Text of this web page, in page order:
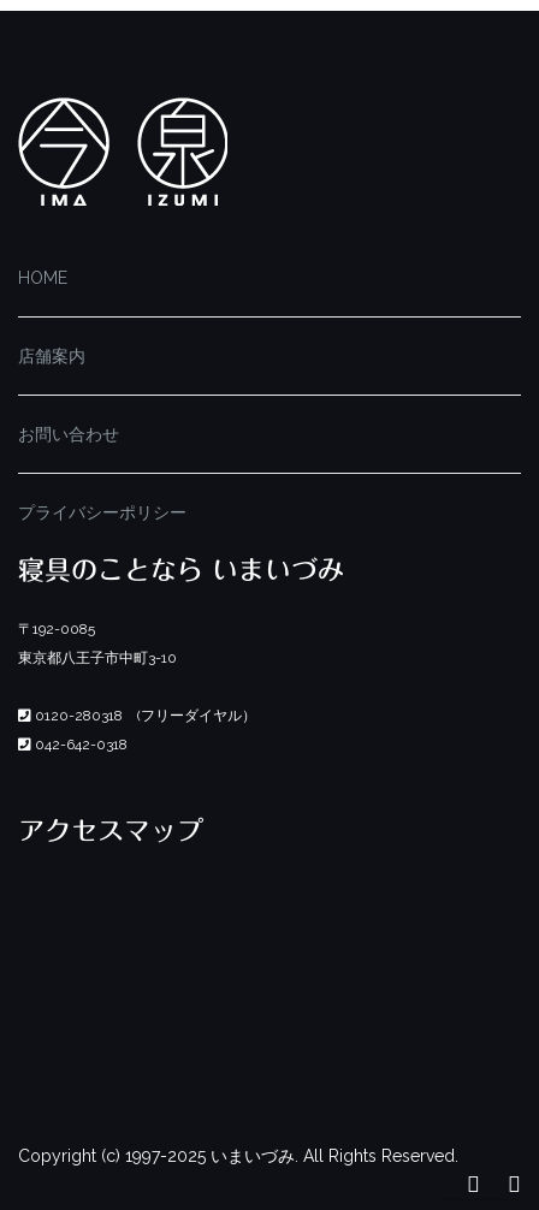
HOME
店舗案内
お問い合わせ
プライバシーポリシー
寝具のことなら いまいづみ
〒192-0085
東京都八王子市中町3-10
0120-280318 (フリーダイヤル）
042-642-0318
アクセスマップ
Copyright (c) 1997-2025 いまいづみ. All Rights Reserved.